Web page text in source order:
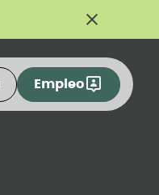
Empleo